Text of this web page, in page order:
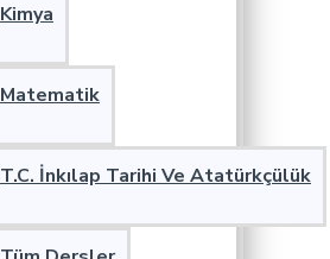
Kimya
Matematik
T.C. İnkılap Tarihi Ve Atatürkçülük